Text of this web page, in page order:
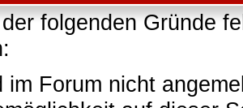
folgenden Gründe
im Forum nicht